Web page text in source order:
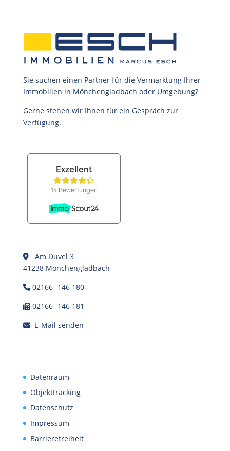
Sie suchen einen Partner für die Vermarktung Ihrer
Immobilien in Mönchengladbach oder Umgebung?
Gerne stehen wir Ihnen für ein Gespräch zur
Verfügung.
Am Düvel 3
41238 Mönchengladbach
02166- 146 180
02166- 146 181
E-Mail senden
Datenraum
Objekttracking
Datenschutz
Impressum
Barrierefreiheit